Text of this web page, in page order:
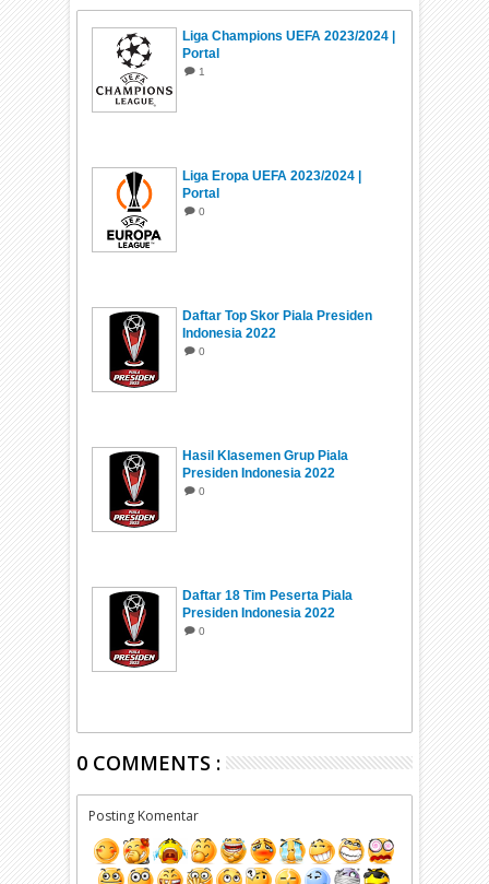
Liga Champions UEFA 2023/2024 |
Portal
1
Liga Eropa UEFA 2023/2024 |
Portal
0
Daftar Top Skor Piala Presiden
Indonesia 2022
0
Hasil Klasemen Grup Piala
Presiden Indonesia 2022
0
Daftar 18 Tim Peserta Piala
Presiden Indonesia 2022
0
0 COMMENTS :
Posting Komentar